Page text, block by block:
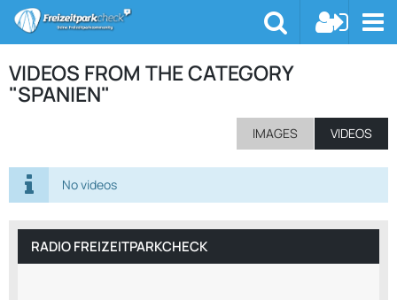
VIDEOS FROM THE CATEGORY
"SPANIEN"
IMAGES VIDEOS
No videos
RADIO FREIZEITPARKCHECK